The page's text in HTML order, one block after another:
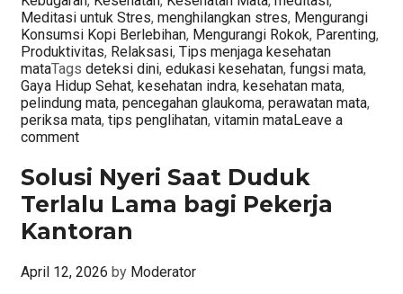
Meditasi untuk Stres, menghilangkan stres, Mengurangi
Konsumsi Kopi Berlebihan, Mengurangi Rokok, Parenting,
Produktivitas, Relaksasi, Tips menjaga kesehatan
mataTags deteksi dini, edukasi kesehatan, fungsi mata,
Gaya Hidup Sehat, kesehatan indra, kesehatan mata,
pelindung mata, pencegahan glaukoma, perawatan mata,
periksa mata, tips penglihatan, vitamin mataLeave a
comment
Solusi Nyeri Saat Duduk
Terlalu Lama bagi Pekerja
Kantoran
April 12, 2026 by Moderator